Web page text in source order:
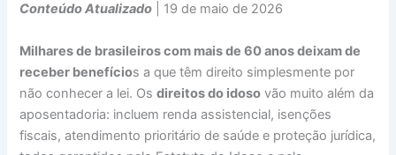
Conteúdo Atualizado | 19 de maio de 2026
Milhares de brasileiros com mais de 60 anos deixam de
receber benefícios a que têm direito simplesmente por
não conhecer a lei. Osdireitos do idoso vão muito além da
aposentadoria: incluem renda assistencial, isenções
fiscais, atendimento prioritário de saúde e proteção jurídica,